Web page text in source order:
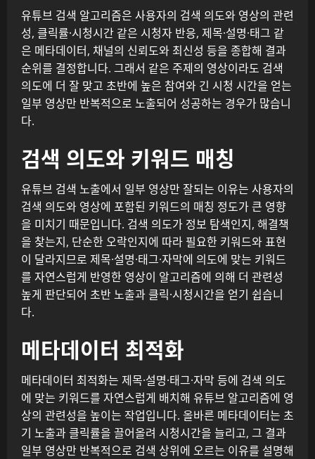
유튜브 검색 알고리즘은 사용자의 검색 의도와 영상의 관련
성, 클릭률·시청시간 같은 시청자 반응, 제목·설명·태그 같
은 메타데이터, 채널의 신뢰도와 최신성 등을 종합해 결과
순위를 결정합니다. 그래서 같은 주제의 영상이라도 검색
의도에 더 잘 맞고 초반에 높은 참여와 긴 시청 시간을 얻는
일부 영상만 반복적으로 노출되어 성공하는 경우가 많습니
다.
검색 의도와 키워드 매칭
유튜브 검색 노출에서 일부 영상만 잘되는 이유는 사용자의
검색 의도와 영상에 포함된 키워드의 매칭 정도가 큰 영향
을 미치기 때문입니다. 검색 의도가 정보 탐색인지, 해결책
을 찾는지, 단순한 오락인지에 따라 필요한 키워드와 표현
이 달라지므로 제목·설명·태그·자막에 의도에 맞는 키워드
를 자연스럽게 반영한 영상이 알고리즘에 의해 더 관련성
높게 판단되어 초반 노출과 클릭·시청시간을 얻기 쉽습니
다.
메타데이터 최적화
메타데이터 최적화는 제목·설명·태그·자막 등에 검색 의도
에 맞는 키워드를 자연스럽게 배치해 유튜브 알고리즘에 영
상의 관련성을 높이는 작업입니다. 올바른 메타데이터는 초
기 노출과 클릭률을 끌어올려 시청시간을 늘리고, 그 결과
일부 영상만 반복적으로 검색 상위에 오르는 이유를 설명해